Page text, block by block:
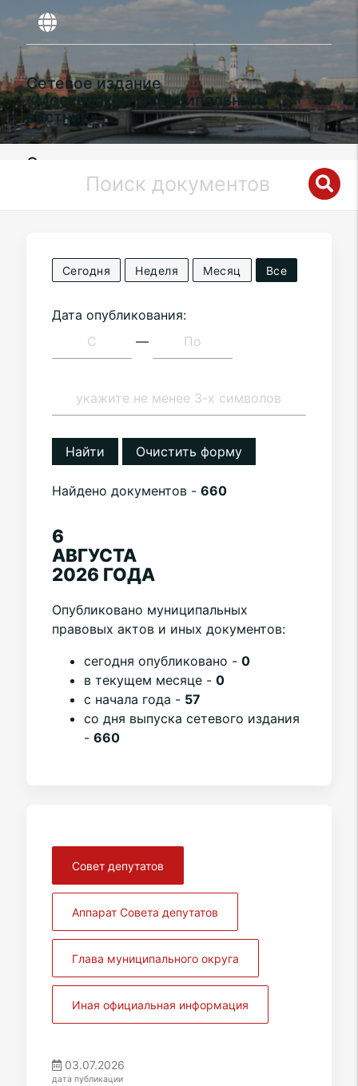
Сетевое издание
«Московский муниципальный
вестник»
Органы местного самоуправления
муниципального округаЗябликово
в
городе Москве
Сегодня Неделя Месяц Все
Дата опубликования:
—
Найти Очистить форму
Найдено документов - 660
6
АВГУСТА
2026 ГОДА
Опубликовано муниципальных
правовых актов и иных документов:
cегодня опубликовано - 0
в текущем месяце - 0
с начала года - 57
со дня выпуска сетевого издания
- 660
Совет депутатов
Аппарат Совета депутатов
Глава муниципального округа
Иная официальная информация
03.07.2026
дата публикации